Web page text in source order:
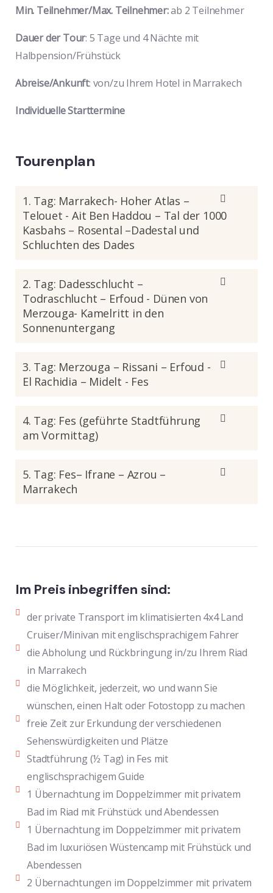
Min. Teilnehmer/Max. Teilnehmer:ab 2 Teilnehmer
Dauer der Tour: 5 Tage und 4 Nächte mit
Halbpension/Frühstück
Abreise/Ankunft: von/zu Ihrem Hotel in Marrakech
Individuelle Starttermine
Tourenplan
1. Tag: Marrakech- Hoher Atlas –
Telouet - Ait Ben Haddou – Tal der 1000
Kasbahs – Rosental –Dadestal und
Schluchten des Dades
2. Tag: Dadesschlucht –
Todraschlucht – Erfoud - Dünen von
Merzouga- Kamelritt in den
Sonnenuntergang
3. Tag: Merzouga – Rissani – Erfoud -
El Rachidia – Midelt - Fes
4. Tag: Fes (geführte Stadtführung
am Vormittag)
5. Tag: Fes– Ifrane – Azrou –
Marrakech
Im Preis inbegriffen sind:
der private Transport im klimatisierten 4x4 Land
Cruiser/Minivan mit englischsprachigem Fahrer
die Abholung und Rückbringung in/zu Ihrem Riad
in Marrakech
die Möglichkeit, jederzeit, wo und wann Sie
wünschen, einen Halt oder Fotostopp zu machen
freie Zeit zur Erkundung der verschiedenen
Sehenswürdigkeiten und Plätze
Stadtführung (½ Tag) in Fes mit
englischsprachigem Guide
1 Übernachtung im Doppelzimmer mit privatem
Bad im Riad mit Frühstück und Abendessen
1 Übernachtung im Doppelzimmer mit privatem
Bad im luxuriösen Wüstencamp mit Frühstück und
Abendessen
2 Übernachtungen im Doppelzimmer mit privatem